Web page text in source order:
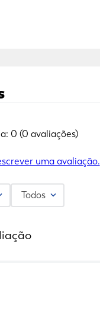
0 (0 avaliações)
uma avaliação.
Todos